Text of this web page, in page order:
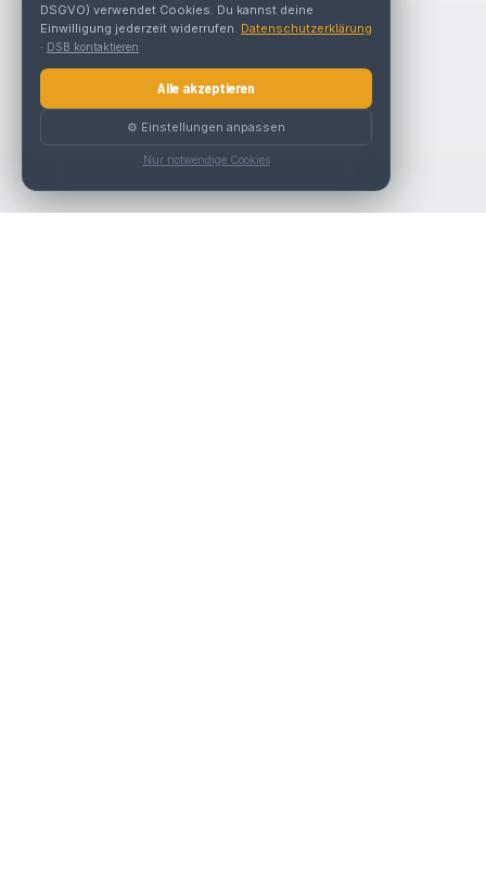
DSGVO) verwendet Cookies. Du kannst deine
Einwilligung jederzeit widerrufen. Datenschutzerklärung
· DSB kontaktieren
Alle akzeptieren
⚙️ Einstellungen anpassen
Nur notwendige Cookies